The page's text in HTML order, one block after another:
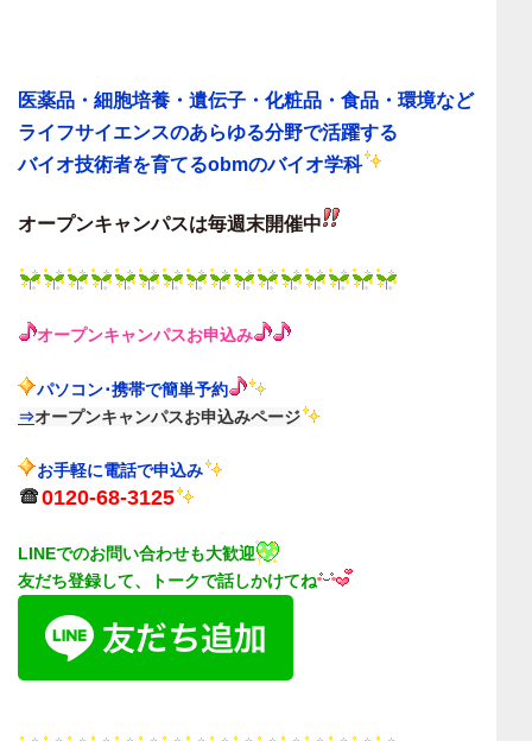
医薬品・細胞培養・遺伝子・化粧品・食品・環境など
ライフサイエンスのあらゆる分野で活躍する
バイオ技術者を育てるobmのバイオ学科
オープンキャンパスは毎週末開催中
オープンキャンパスお申込み
パソコン･携帯で簡単予約
⇒オープンキャンパスお申込みページ
お手軽に電話で申込み
0120-68-3125
LINEでのお問い合わせも大歓迎
友だち登録して、トークで話しかけてね